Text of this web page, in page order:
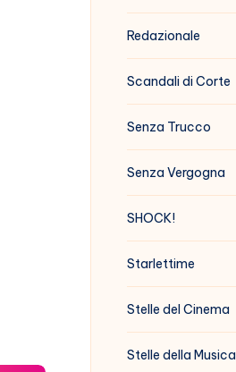
Redazionale
Scandali di Corte
Senza Trucco
Senza Vergogna
SHOCK!
Starlettime
Stelle del Cinema
Stelle della Musica